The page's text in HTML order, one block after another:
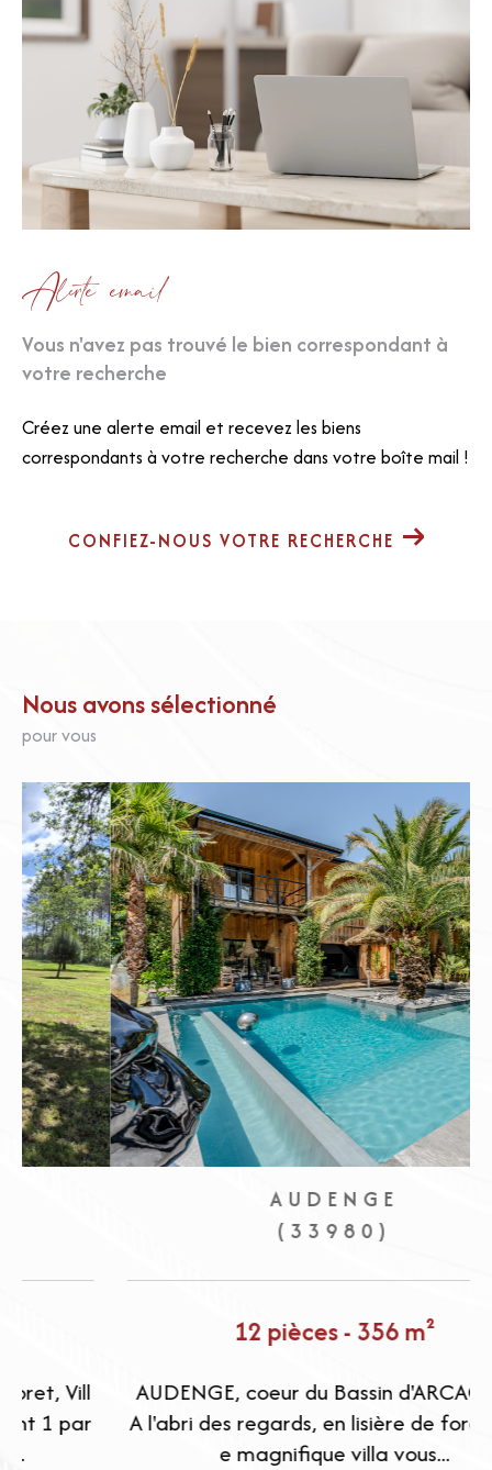
Alerte email
Vous n'avez pas trouvé le bien correspondant à
votre recherche
Créez une alerte email et recevez les biens
correspondants à votre recherche dans votre boîte mail !
CONFIEZ-NOUS VOTRE RECHERCHE
Nous avons sélectionné
pour vous
AUDENGE
(33980)
12 pièces - 356 m²
AUDENGE, coeur du Bassin d'ARCACHON.
A l'abri des regards, en lisière de forêt, cett
e magnifique villa vous...